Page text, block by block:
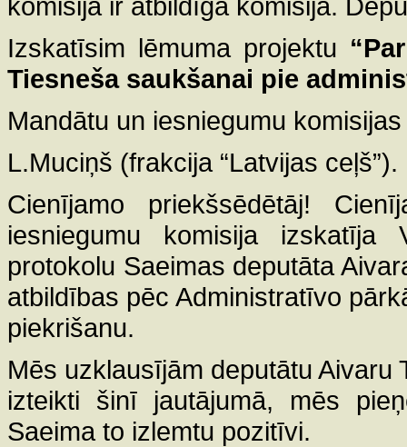
Izskatīsim lēmuma projektu
Tiesneša saukšanai pie
Mandātu un iesniegumu
L.Muciņš (frakcija “Latvijas ceļš”).
Cienījamo priekšsēdētāj!
iesniegumu komisija izskatīja
protokolu Saeimas deputāta
atbildības pēc Administratīvo
piekrišanu.
Mēs uzklausījām deputātu
izteikti šinī jautājumā, mēs
Saeima to izlemtu pozitīvi.